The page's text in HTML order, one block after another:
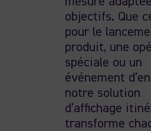
objectifs. Que
pour le
produit, une
spéciale ou un
événement
notre solution
d’affichage
transforme